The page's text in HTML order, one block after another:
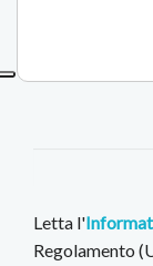
Letta l'
Regolamento